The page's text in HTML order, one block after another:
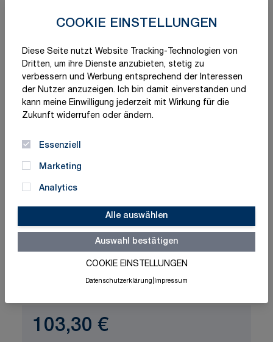
COOKIE EINSTELLUNGEN
Diese Seite nutzt Website Tracking-Technologien von
Dritten, um ihre Dienste anzubieten, stetig zu
verbessern und Werbung entsprechend der Interessen
der Nutzer anzuzeigen. Ich bin damit einverstanden und
kann meine Einwilligung jederzeit mit Wirkung für die
Zukunft widerrufen oder ändern.
Essenziell
Marketing
Analytics
Alle auswählen
Auswahl bestätigen
COOKIE EINSTELLUNGEN
Datenschutzerklärung Impressum
103,30 €